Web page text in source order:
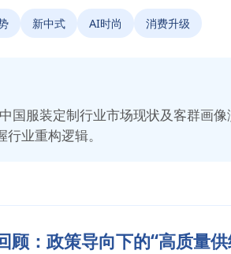
新中式 AI时尚 消费升级
国服装定制行业市场现状及客群画
业重构逻辑。
顾：政策导向下的“高质量